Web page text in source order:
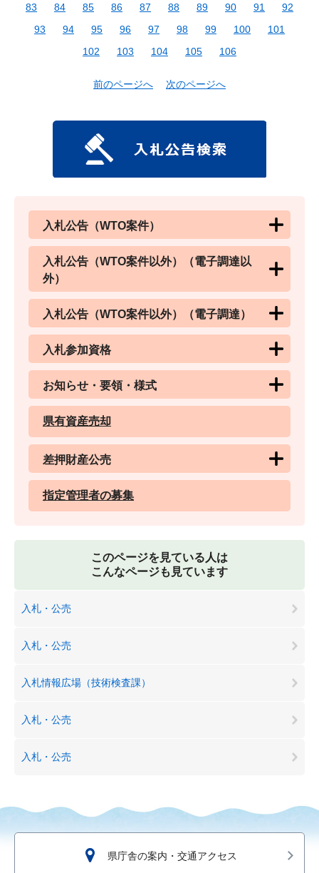
83
84 85 86 87 88 89 90 91
92
93
94 95 96 97 98 99 100
101
102
103 104 105 106
前のページへ 次のページへ
入札公告（WTO案件）
入札公告（WTO案件以外）（電子調達以
外）
入札公告（WTO案件以外）（電子調達）
入札参加資格
お知らせ・要領・様式
県有資産売却
差押財産公売
指定管理者の募集
このページを見ている人は
こんなページも見ています
入札・公売
入札・公売
入札情報広場（技術検査課）
入札・公売
入札・公売
県庁舎の案内・交通アクセス